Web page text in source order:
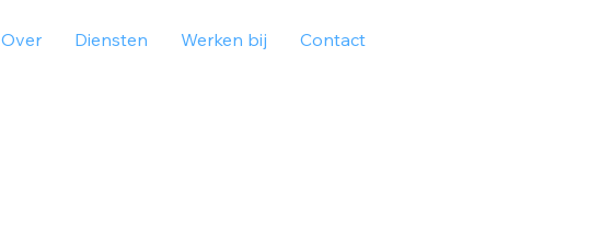
Over Diensten Werken bij Contact